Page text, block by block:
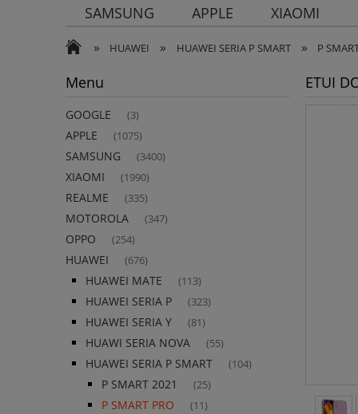
SAMSUNG APPLE XIAOMI
Uchwyty
Ochrona aparatu
» HUAWEI » HUAWEI SERIA P SMART » P
Menu
GOOGLE (3)
APPLE (1075)
SAMSUNG (3400)
XIAOMI (1990)
REALME (335)
MOTOROLA (347)
OPPO (254)
HUAWEI (676)
HUAWEI MATE (113)
HUAWEI SERIA P (323)
HUAWEI SERIA Y (81)
HUAWI SERIA NOVA (55)
HUAWEI SERIA P SMART (104)
P SMART 2021 (25)
P SMART PRO (11)
ETUI